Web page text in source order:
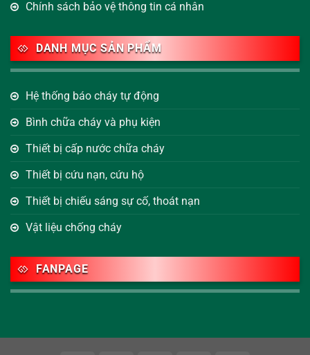
Chính sách bảo vệ thông tin cá nhân
DANH MỤC SẢN PHẨM
Hệ thống báo cháy tự động
Bình chữa cháy và phụ kiện
Thiết bị cấp nước chữa cháy
Thiết bị cứu nạn, cứu hộ
Thiết bị chiếu sáng sự cố, thoát nạn
Vật liệu chống cháy
FANPAGE